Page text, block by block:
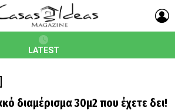
LATEST
διαμέρισμα 30μ2 που έχετε δει!